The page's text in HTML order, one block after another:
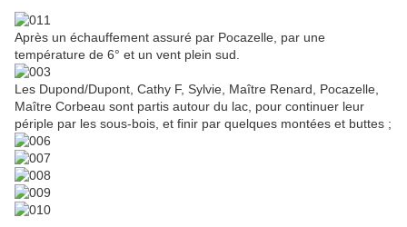
Après un échauffement assuré par Pocazelle, par une
température de 6° et un vent plein sud.
Les Dupond/Dupont, Cathy F, Sylvie, Maître Renard, Pocazelle,
Maître Corbeau sont partis autour du lac, pour continuer leur
périple par les sous-bois, et finir par quelques montées et buttes ;